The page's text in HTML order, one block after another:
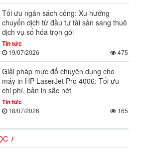
Tối ưu ngân sách công: Xu hướng
chuyển dịch từ đầu tư tài sản sang thuê
dịch vụ số hóa trọn gói
Tin tức
19/07/2026 475
Giải pháp mực đổ chuyên dụng cho
máy in HP LaserJet Pro 4006: Tối ưu
chi phí, bản in sắc nét
Tin tức
18/07/2026 165